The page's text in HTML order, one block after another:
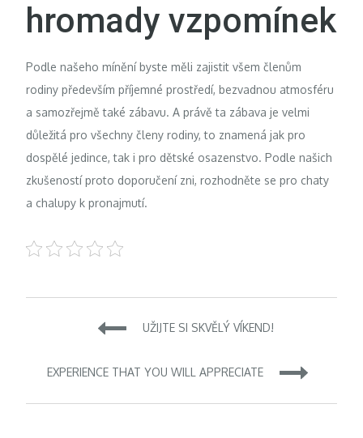
hromady vzpomínek
Podle našeho mínění byste měli zajistit všem členům
rodiny především příjemné prostředí, bezvadnou atmosféru
a samozřejmě také zábavu. A právě ta zábava je velmi
důležitá pro všechny členy rodiny, to znamená jak pro
dospělé jedince, tak i pro dětské osazenstvo. Podle našich
zkušeností proto doporučení zni, rozhodněte se pro chaty
a chalupy k pronajmutí.
Navigace
pro
příspěvek
UŽIJTE SI SKVĚLÝ VÍKEND!
EXPERIENCE THAT YOU WILL APPRECIATE